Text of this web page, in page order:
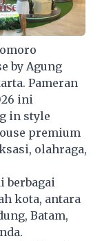
by Agung
Pameran
ini
in style
premium
olahraga,
berbagai
kota, antara
Batam,